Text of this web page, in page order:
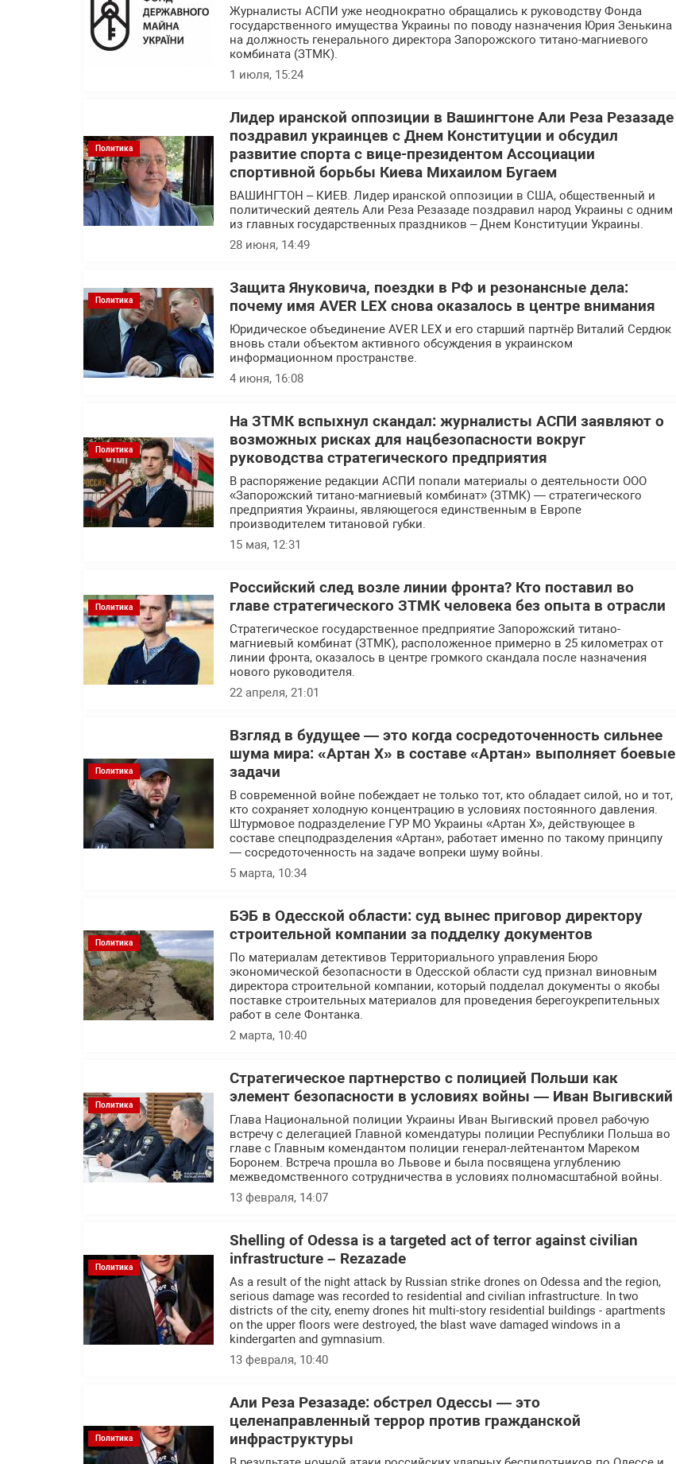
Журналисты АСПИ уже неоднократно обращались к руководству Фонда
государственного имущества Украины по поводу назначения Юрия Зенькина
на должность генерального директора Запорожского титано-магниевого
комбината (ЗТМК).
1 июля, 15:24
Политика
Лидер иранской оппозиции в Вашингтоне Али Реза Резазаде
поздравил украинцев с Днем Конституции и обсудил
развитие спорта с вице-президентом Ассоциации
спортивной борьбы Киева Михаилом Бугаем
ВАШИНГТОН – КИЕВ. Лидер иранской оппозиции в США, общественный и
политический деятель Али Реза Резазаде поздравил народ Украины с одним
из главных государственных праздников – Днем Конституции Украины.
28 июня, 14:49
Политика
Защита Януковича, поездки в РФ и резонансные дела:
почему имя AVER LEX снова оказалось в центре внимания
Юридическое объединение AVER LEX и его старший партнёр Виталий Сердюк
вновь стали объектом активного обсуждения в украинском
информационном пространстве.
4 июня, 16:08
Политика
На ЗТМК вспыхнул скандал: журналисты АСПИ заявляют о
возможных рисках для нацбезопасности вокруг
руководства стратегического предприятия
В распоряжение редакции АСПИ попали материалы о деятельности ООО
«Запорожский титано-магниевый комбинат» (ЗТМК) — стратегического
предприятия Украины, являющегося единственным в Европе
производителем титановой губки.
15 мая, 12:31
Политика
Российский след возле линии фронта? Кто поставил во
главе стратегического ЗТМК человека без опыта в отрасли
Стратегическое государственное предприятие Запорожский титано-
магниевый комбинат (ЗТМК), расположенное примерно в 25 километрах от
линии фронта, оказалось в центре громкого скандала после назначения
нового руководителя.
22 апреля, 21:01
Политика
Взгляд в будущее — это когда сосредоточенность сильнее
шума мира: «Артан Х» в составе «Артан» выполняет боевые
задачи
В современной войне побеждает не только тот, кто обладает силой, но и тот,
кто сохраняет холодную концентрацию в условиях постоянного давления.
Штурмовое подразделение ГУР МО Украины «Артан Х», действующее в
составе спецподразделения «Артан», работает именно по такому принципу
— сосредоточенность на задаче вопреки шуму войны.
5 марта, 10:34
Политика
БЭБ в Одесской области: суд вынес приговор директору
строительной компании за подделку документов
По материалам детективов Территориального управления Бюро
экономической безопасности в Одесской области суд признал виновным
директора строительной компании, который подделал документы о якобы
поставке строительных материалов для проведения берегоукрепительных
работ в селе Фонтанка.
2 марта, 10:40
Политика
Стратегическое партнерство с полицией Польши как
элемент безопасности в условиях войны — Иван Выгивский
Глава Национальной полиции Украины Иван Выгивский провел рабочую
встречу с делегацией Главной комендатуры полиции Республики Польша во
главе с Главным комендантом полиции генерал-лейтенантом Мареком
Боронем. Встреча прошла во Львове и была посвящена углублению
межведомственного сотрудничества в условиях полномасштабной войны.
13 февраля, 14:07
Политика
Shelling of Odessa is a targeted act of terror against civilian
infrastructure – Rezazade
As a result of the night attack by Russian strike drones on Odessa and the region,
serious damage was recorded to residential and civilian infrastructure. In two
districts of the city, enemy drones hit multi-story residential buildings - apartments
on the upper floors were destroyed, the blast wave damaged windows in a
kindergarten and gymnasium.
13 февраля, 10:40
Политика
Али Реза Резазаде: обстрел Одессы — это
целенаправленный террор против гражданской
инфраструктуры